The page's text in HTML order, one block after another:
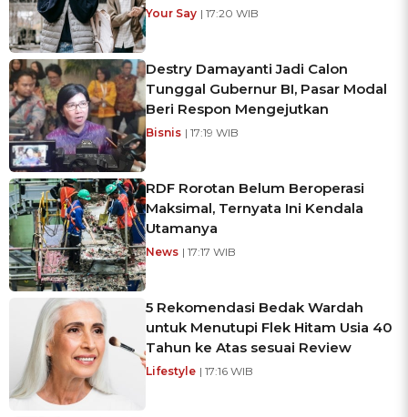
Your Say | 17:20 WIB
Destry Damayanti Jadi Calon
Tunggal Gubernur BI, Pasar Modal
Beri Respon Mengejutkan
Bisnis | 17:19 WIB
RDF Rorotan Belum Beroperasi
Maksimal, Ternyata Ini Kendala
Utamanya
News | 17:17 WIB
5 Rekomendasi Bedak Wardah
untuk Menutupi Flek Hitam Usia 40
Tahun ke Atas sesuai Review
Lifestyle | 17:16 WIB